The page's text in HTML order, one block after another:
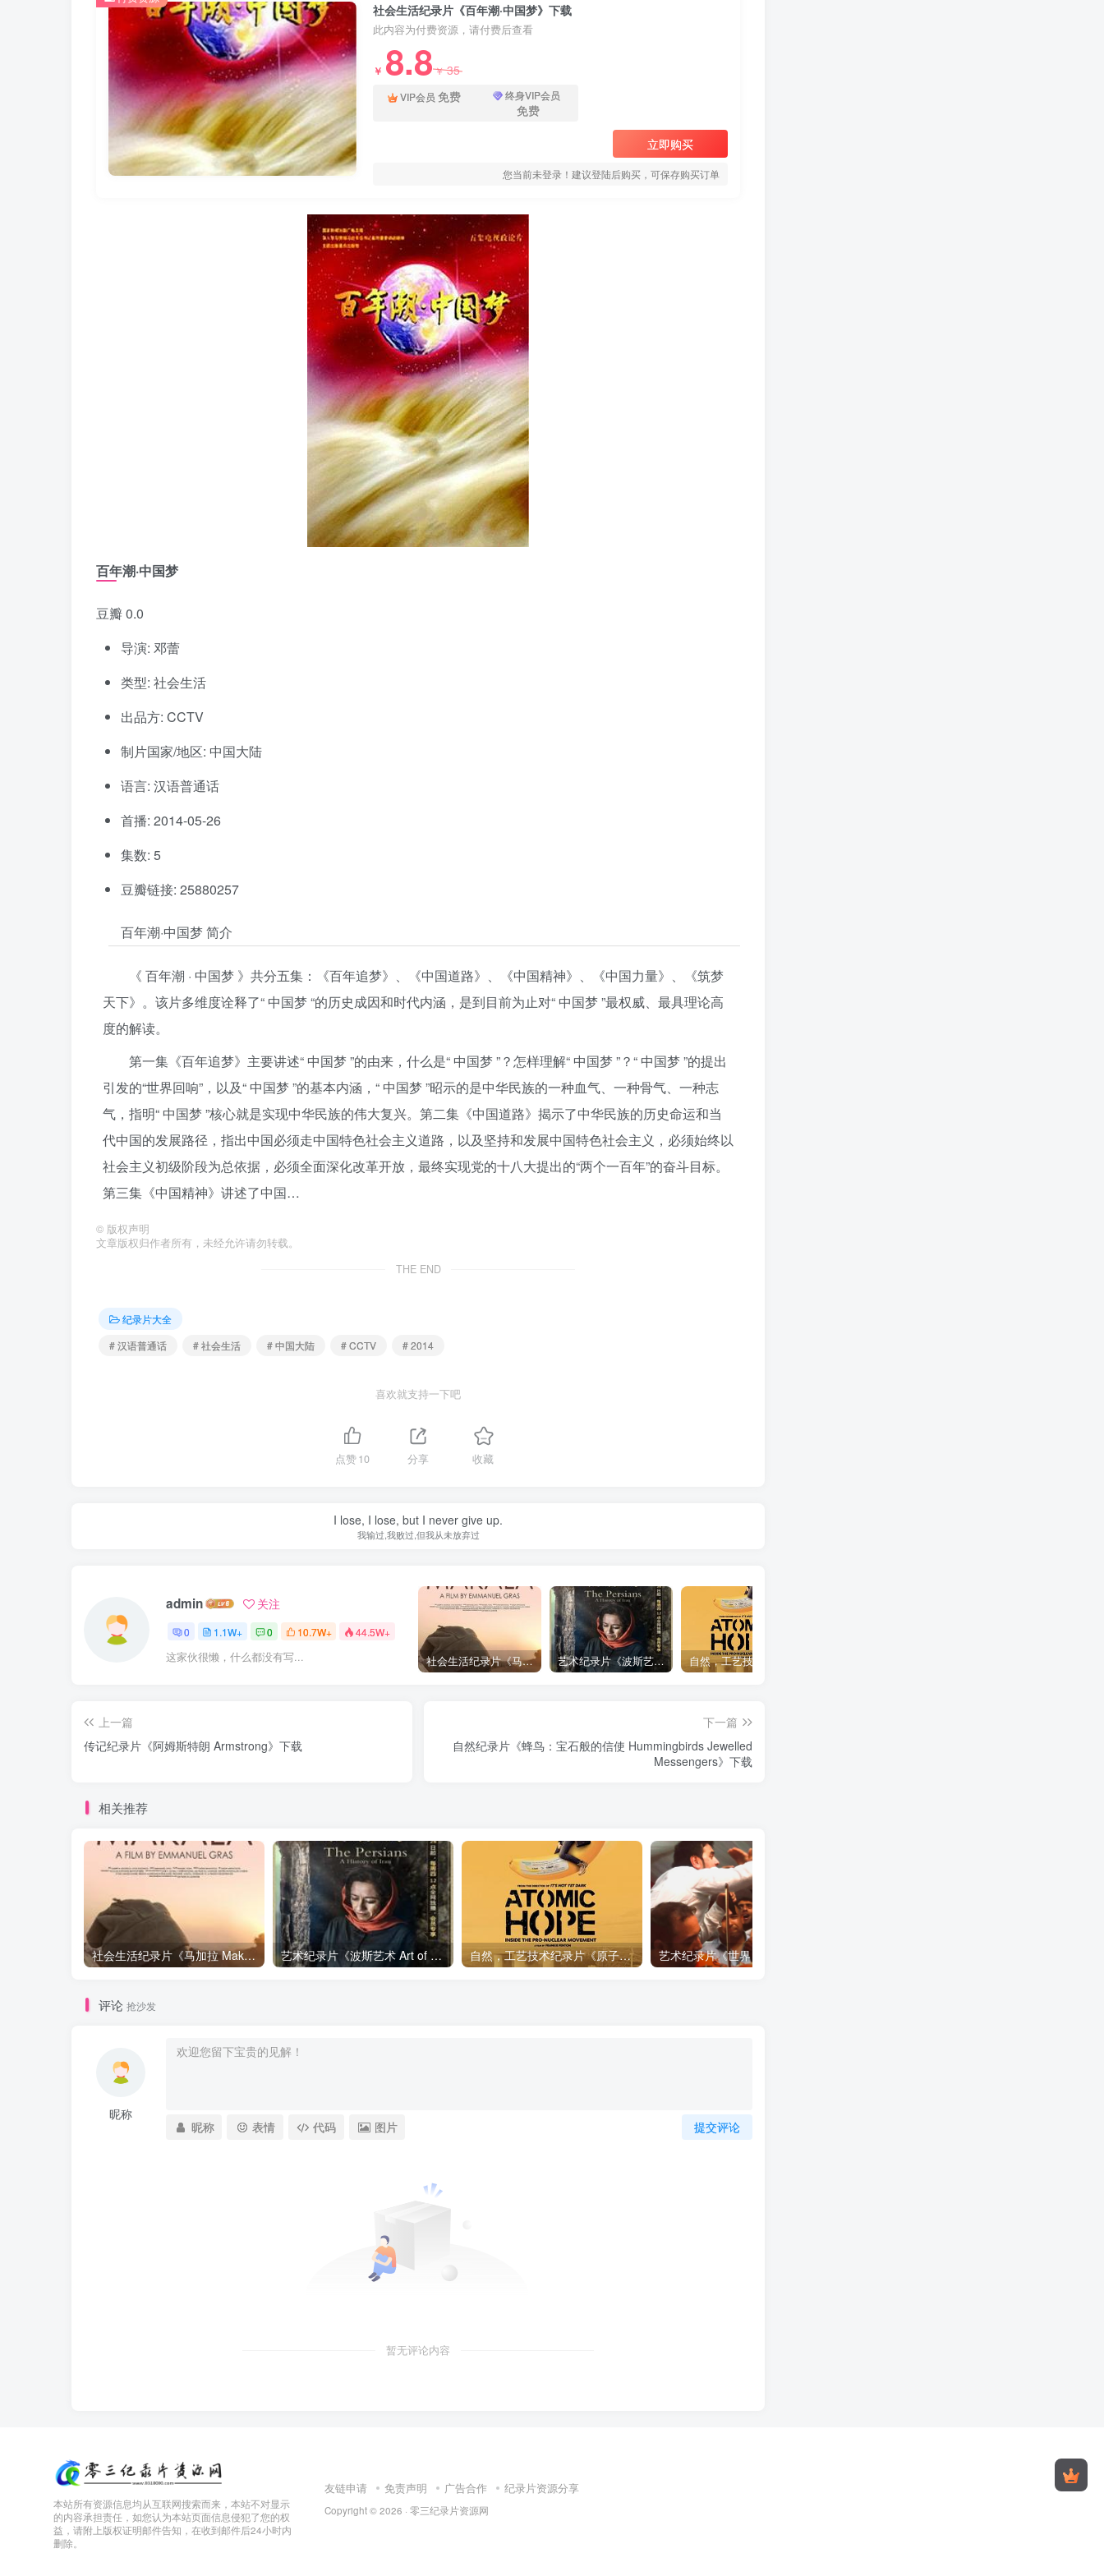
社会生活纪录片《百年潮·中国梦》下载
此内容为付费资源，请付费后查看
￥ 8.8￥35
VIP会员 免费 终身VIP会员
免费
立即购买
您当前未登录！建议登陆后购买，可保存购买订单
百年潮·中国梦
豆瓣 0.0
导演: 邓蕾
类型: 社会生活
出品方: CCTV
制片国家/地区: 中国大陆
语言: 汉语普通话
首播: 2014-05-26
集数: 5
豆瓣链接: 25880257
百年潮·中国梦 简介
《 百年潮 · 中国梦 》共分五集：《百年追梦》、《中国道路》、《中国精神》、《中国力量》、《筑梦
天下》。该片多维度诠释了“ 中国梦 “的历史成因和时代内涵，是到目前为止对“ 中国梦 ”最权威、最具理论高
度的解读。
第一集《百年追梦》主要讲述“ 中国梦 ”的由来，什么是“ 中国梦 ”？怎样理解“ 中国梦 ”？“ 中国梦 ”的提出
引发的“世界回响”，以及“ 中国梦 ”的基本内涵，“ 中国梦 ”昭示的是中华民族的一种血气、一种骨气、一种志
气，指明“ 中国梦 ”核心就是实现中华民族的伟大复兴。第二集《中国道路》揭示了中华民族的历史命运和当
代中国的发展路径，指出中国必须走中国特色社会主义道路，以及坚持和发展中国特色社会主义，必须始终以
社会主义初级阶段为总依据，必须全面深化改革开放，最终实现党的十八大提出的“两个一百年”的奋斗目标。
第三集《中国精神》讲述了中国…
© 版权声明
文章版权归作者所有，未经允许请勿转载。
THE END
纪录片大全
# 汉语普通话
# 社会生活 # 中国大陆 # CCTV # 2014
喜欢就支持一下吧
点赞10 分享 收藏
I lose, I lose, but I never give up.
我输过,我败过,但我从未放弃过
admin 关注
0 1.1W+ 0 10.7W+ 44.5W+
这家伙很懒，什么都没有写... 社会生活纪录片《马加拉 Makala》下载 艺术纪录片《波斯艺术 Art of Persia》下载
上一篇
传记纪录片《阿姆斯特朗 Armstrong》下载
下一篇
自然纪录片《蜂鸟：宝石般的信使 Hummingbirds Jewelled
Messengers》下载
相关推荐
社会生活纪录片《马加拉 Makala》下载 艺术纪录片《波斯艺术 Art of Persia》下载 自然，工艺技术纪录片《原子能的希望 Atomic Hope – Inside the Pro-Nuclear Movement》下载
评论 抢沙发
昵称
提交评论
昵称 表情 代码 图片
暂无评论内容
本站所有资源信息均从互联网搜索而来，本站不对显示
的内容承担责任，如您认为本站页面信息侵犯了您的权
益，请附上版权证明邮件告知，在收到邮件后24小时内
删除。
友链申请 免责声明 广告合作 纪录片资源分享
Copyright © 2026 · 零三纪录片资源网